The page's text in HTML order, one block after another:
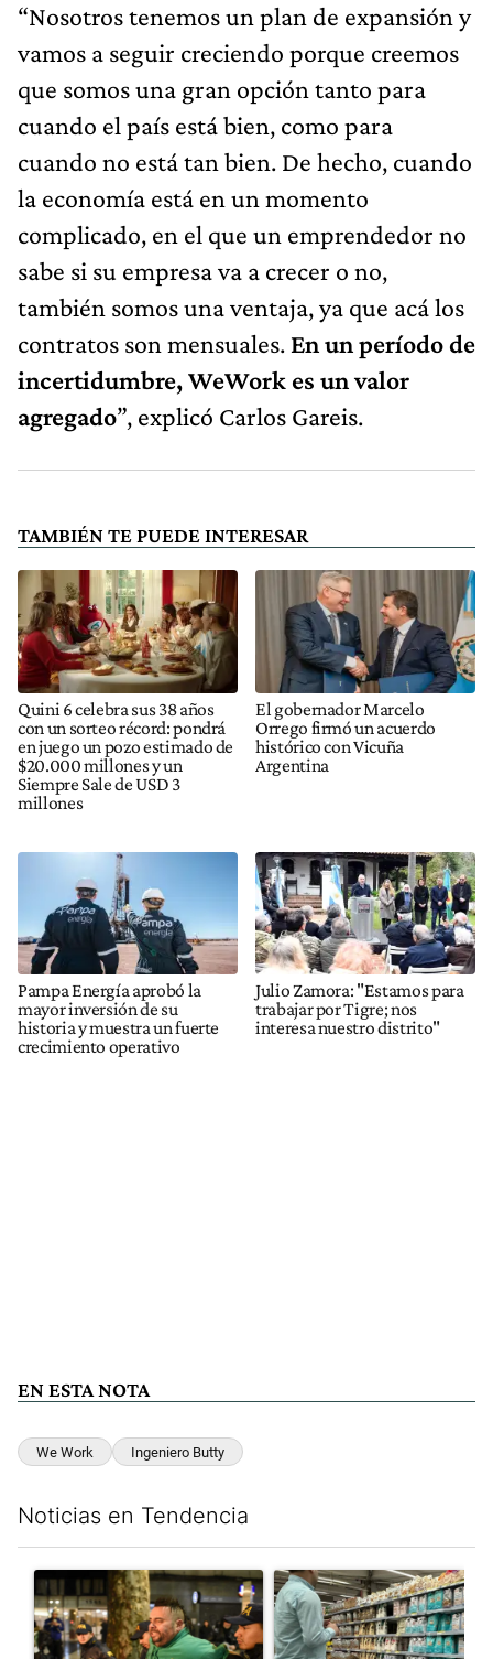
“Nosotros tenemos un plan de expansión y
vamos a seguir creciendo porque creemos
que somos una gran opción tanto para
cuando el país está bien, como para
cuando no está tan bien. De hecho, cuando
la economía está en un momento
complicado, en el que un emprendedor no
sabe si su empresa va a crecer o no,
también somos una ventaja, ya que acá los
contratos son mensuales. En un período de
incertidumbre, WeWork es un valor
agregado”, explicó Carlos Gareis.
TAMBIÉN TE PUEDE INTERESAR
Quini 6 celebra sus 38 años
con un sorteo récord: pondrá
en juego un pozo estimado de
$20.000 millones y un
Siempre Sale de USD 3
millones
El gobernador Marcelo
Orrego firmó un acuerdo
histórico con Vicuña
Argentina
Pampa Energía aprobó la
mayor inversión de su
historia y muestra un fuerte
crecimiento operativo
Julio Zamora: "Estamos para
trabajar por Tigre; nos
interesa nuestro distrito"
EN ESTA NOTA
We Work Ingeniero Butty
Noticias en Tendencia
Un artículo de tendencia con el título "La violencia sigue en
Un artículo de tendencia con